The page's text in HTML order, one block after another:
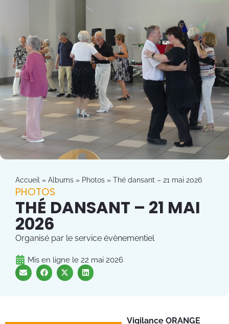
Accueil » Albums » Photos » Thé dansant – 21 mai 2026
PHOTOS
THÉ DANSANT – 21 MAI
2026
Organisé par le service évènementiel
Mis en ligne le 22 mai 2026
Vigilance ORANGE